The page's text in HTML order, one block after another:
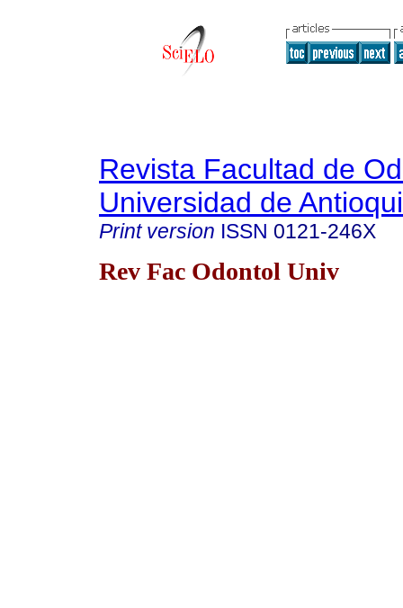
Revista Facultad de
Universidad de
Print version ISSN 0121-246X
Rev Fac Odontol Univ